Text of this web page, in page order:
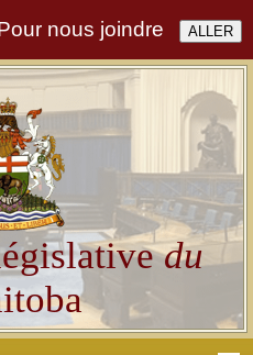
nous joindre
du